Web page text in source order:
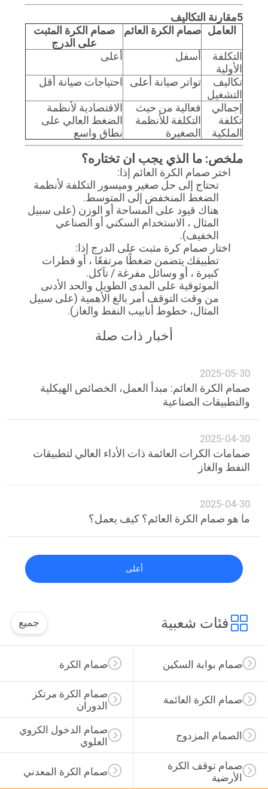
5مقارنة التكاليف
العامل صمام الكرة العائم
صمام الكرة المثبت
على الدرج
التكلفة
الأولية
أسفل أعلى
تكاليف
التشغيل
تواتر صيانة أعلى احتياجات صيانة أقل
إجمالي
تكلفة
الملكية
فعالية من حيث
التكلفة للأنظمة
الصغيرة
الاقتصادية لأنظمة
الضغط العالي على
نطاق واسع
ملخص: ما الذي يجب ان تختاره؟
اختر صمام الكرة العائم إذا:
تحتاج إلى حل صغير وميسور التكلفة لأنظمة
الضغط المنخفض إلى المتوسط.
هناك قيود على المساحة أو الوزن (على سبيل
المثال ، الاستخدام السكني أو الصناعي
الخفيف).
اختار صمام كرة مثبت على الدرج إذا:
تطبيقك يتضمن ضغطًا مرتفعًا ، أو قطرات
كبيرة ، أو وسائل مفرغة / تآكل.
الموثوقية على المدى الطويل والحد الأدنى
من وقت التوقف أمر بالغ الأهمية (على سبيل
المثال، خطوط أنابيب النفط والغاز).
أخبار ذات صلة
2025-05-30
صمام الكرة العائم: مبدأ العمل، الخصائص الهيكلية
والتطبيقات الصناعية
2025-04-30
صمامات الكرات العائمة ذات الأداء العالي لتطبيقات
النفط والغاز
2025-04-30
ما هو صمام الكرة العائم؟ كيف يعمل؟
أعلى
فئات شعبية جميع
صمام الكرة صمام بوابة السكين
صمام الكرة مرتكز
الدوران
صمام الكرة العائمة
صمام الدخول الكروي
العلوي
الصمام المزدوج
صمام الكرة المعدني
صمام توقف الكرة
الأرضية